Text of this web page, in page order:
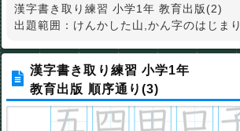
漢字書き取り練習 小学1年 教育出版(2)
出題範囲：けんかした山,かん字のはじまり
漢字書き取り練習 小学1年
教育出版 順序通り(3)